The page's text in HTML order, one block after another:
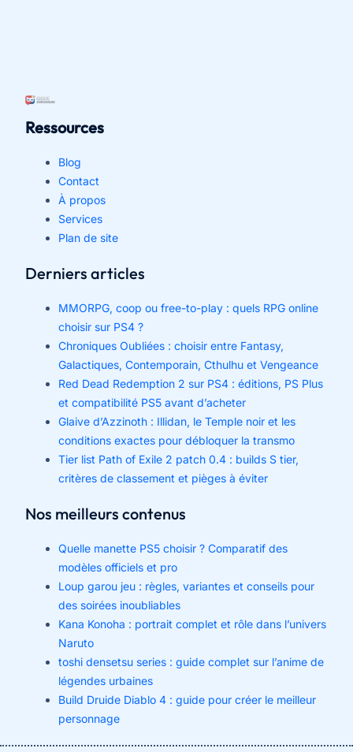
Ressources
Blog
Contact
À propos
Services
Plan de site
Derniers articles
MMORPG, coop ou free-to-play : quels RPG online
choisir sur PS4 ?
Chroniques Oubliées : choisir entre Fantasy,
Galactiques, Contemporain, Cthulhu et Vengeance
Red Dead Redemption 2 sur PS4 : éditions, PS Plus
et compatibilité PS5 avant d’acheter
Glaive d’Azzinoth : Illidan, le Temple noir et les
conditions exactes pour débloquer la transmo
Tier list Path of Exile 2 patch 0.4 : builds S tier,
critères de classement et pièges à éviter
Nos meilleurs contenus
Quelle manette PS5 choisir ? Comparatif des
modèles officiels et pro
Loup garou jeu : règles, variantes et conseils pour
des soirées inoubliables
Kana Konoha : portrait complet et rôle dans l’univers
Naruto
toshi densetsu series : guide complet sur l’anime de
légendes urbaines
Build Druide Diablo 4 : guide pour créer le meilleur
personnage